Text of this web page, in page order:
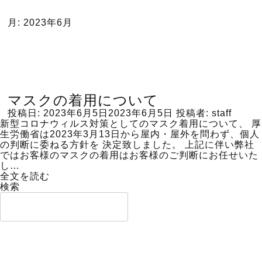
月: 2023年6月
マスクの着用について
投稿日: 2023年6月5日 2023年6月5日 投稿者:staff
新型コロナウィルス対策としてのマスク着用について、 厚
生労働省は2023年3月13日から屋内・屋外を問わず、個人
の判断に委ねる方針を 決定致しました。 上記に伴い弊社
ではお客様のマスクの着用はお客様のご判断にお任せいた
し…
全文を読む
検索